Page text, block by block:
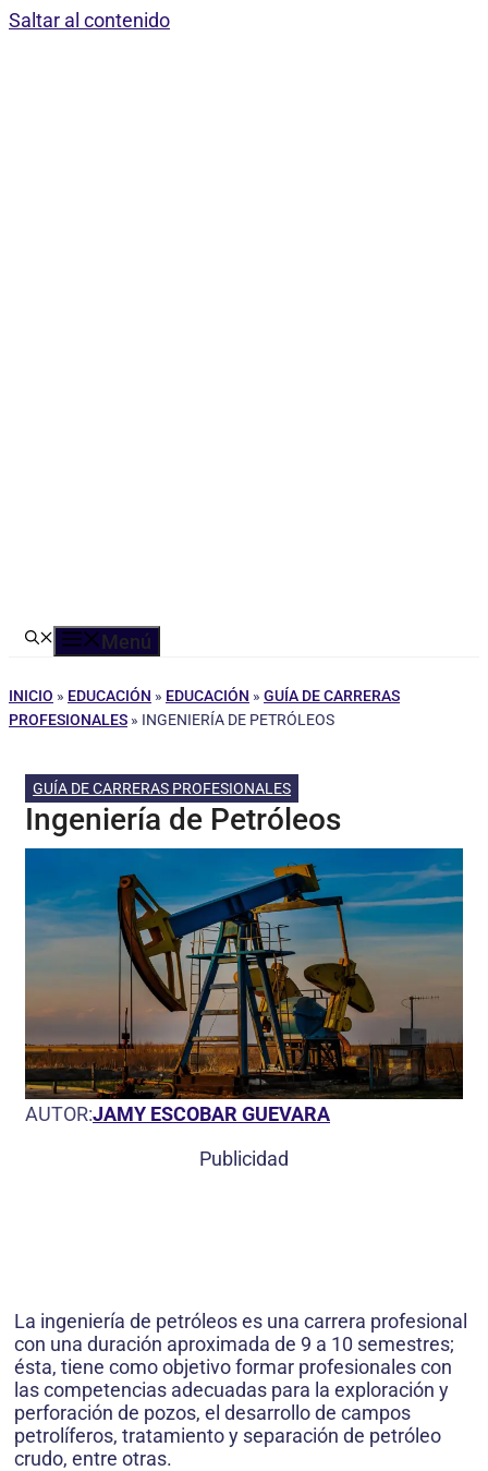
Saltar al contenido
Menú
INICIO » EDUCACIÓN » EDUCACIÓN » GUÍA DE CARRERAS
PROFESIONALES » INGENIERÍA DE PETRÓLEOS
GUÍA DE CARRERAS PROFESIONALES
Ingeniería de Petróleos
AUTOR:JAMY ESCOBAR GUEVARA
Publicidad
La ingeniería de petróleos es una carrera profesional
con una duración aproximada de 9 a 10 semestres;
ésta, tiene como objetivo formar profesionales con
las competencias adecuadas para la exploración y
perforación de pozos, el desarrollo de campos
petrolíferos, tratamiento y separación de petróleo
crudo, entre otras.